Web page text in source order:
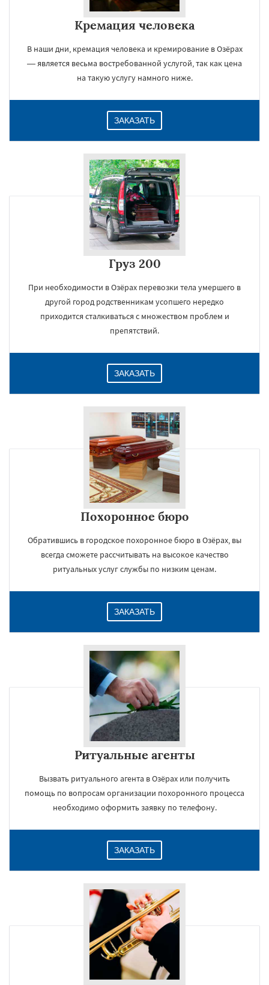
Кремация человека
В наши дни, кремация человека и кремирование в Озёрах
— является весьма востребованной услугой, так как цена
на такую услугу намного ниже.
ЗАКАЗАТЬ
Груз 200
При необходимости в Озёрах перевозки тела умершего в
другой город родственникам усопшего нередко
приходится сталкиваться с множеством проблем и
препятствий.
ЗАКАЗАТЬ
Похоронное бюро
Обратившись в городское похоронное бюро в Озёрах, вы
всегда сможете рассчитывать на высокое качество
ритуальных услуг службы по низким ценам.
ЗАКАЗАТЬ
Ритуальные агенты
Вызвать ритуального агента в Озёрах или получить
помощь по вопросам организации похоронного процесса
необходимо оформить заявку по телефону.
ЗАКАЗАТЬ